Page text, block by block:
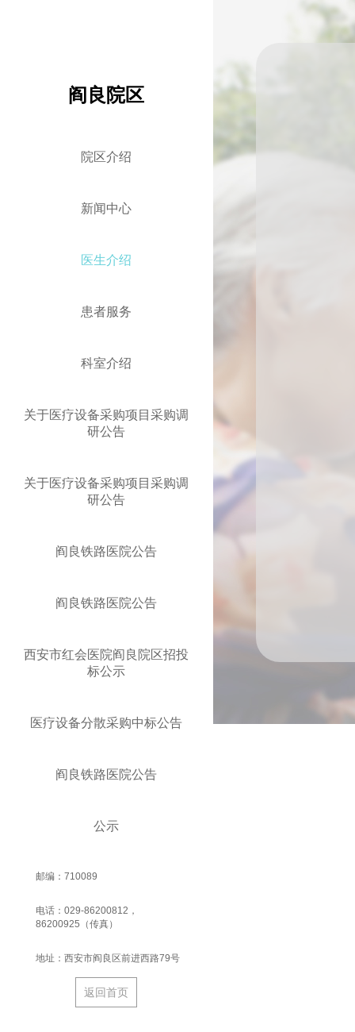
阎良院区
院区介绍
新闻中心
医生介绍
患者服务
科室介绍
关于医疗设备采购项目采购调
研公告
关于医疗设备采购项目采购调
研公告
阎良铁路医院公告
阎良铁路医院公告
西安市红会医院阎良院区招投
标公示
医疗设备分散采购中标公告
阎良铁路医院公告
公示
邮编：710089
电话：029-86200812，
86200925（传真）
地址：西安市阎良区前进西路79号
返回首页